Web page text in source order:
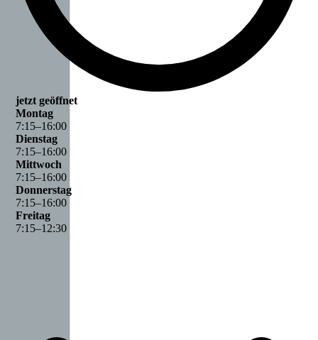
jetzt geöffnet
Montag
7:15–16:00
Dienstag
7:15–16:00
Mittwoch
7:15–16:00
Donnerstag
7:15–16:00
Freitag
7:15–12:30